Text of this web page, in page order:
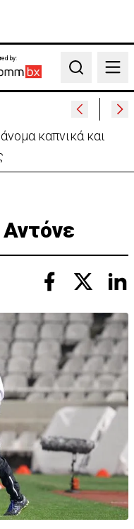
by:
Search
Επιχείρησε να